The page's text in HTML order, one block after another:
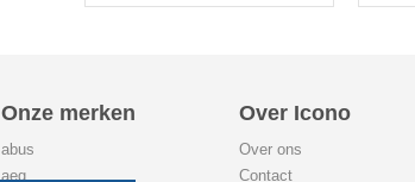
Onze merken
abus
aeg
Over Icono
Over ons
Contact